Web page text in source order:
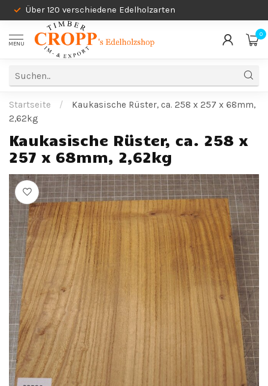
Über 120 verschiedene Edelholzarten
MENU
0
Startseite /
Kaukasische Rüster, ca. 258 x 257 x 68mm,
2,62kg
Kaukasische Rüster, ca. 258 x
257 x 68mm, 2,62kg